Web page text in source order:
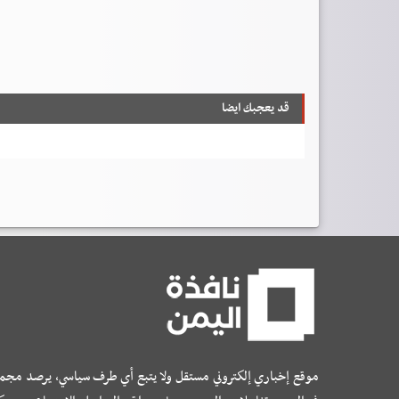
قد يعجبك ايضا
موقع إخباري إلكتروني مستقل ولا يتبع أي طرف سياسي، يرصد